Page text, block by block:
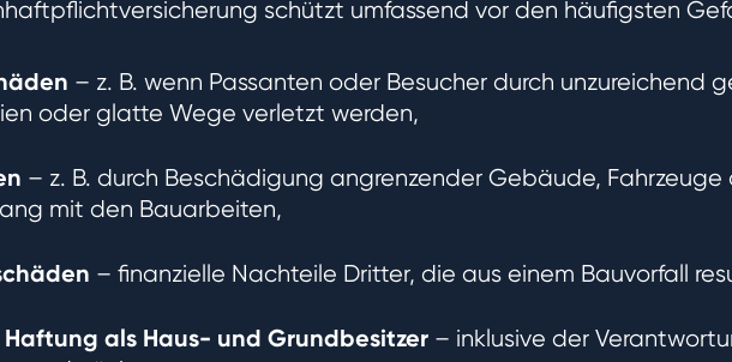
schützt umfassend vor den häufigsten
– z. B. wenn Passanten oder Besucher durch unzureichend
oder glatte Wege verletzt werden,
– z. B. durch Beschädigung angrenzender Gebäude,
mit den Bauarbeiten,
– finanzielle Nachteile Dritter, die aus einem Bauvorfall
als Haus- und Grundbesitzer – inklusive der